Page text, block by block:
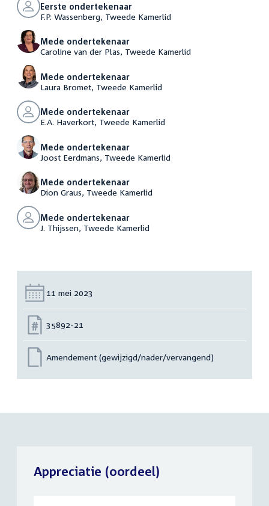
Eerste ondertekenaar
F.P. Wassenberg, Tweede Kamerlid
Mede ondertekenaar
Caroline van der Plas, Tweede Kamerlid
Mede ondertekenaar
Laura Bromet, Tweede Kamerlid
Mede ondertekenaar
E.A. Haverkort, Tweede Kamerlid
Mede ondertekenaar
Joost Eerdmans, Tweede Kamerlid
Mede ondertekenaar
Dion Graus, Tweede Kamerlid
Mede ondertekenaar
J. Thijssen, Tweede Kamerlid
Datum:
11 mei 2023
Nummer:
35892-21
Amendement (gewijzigd/nader/vervangend)
Appreciatie (oordeel)